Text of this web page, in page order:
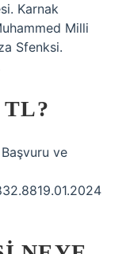
Karnak
Milli
Sfenksi.
TL?
ve